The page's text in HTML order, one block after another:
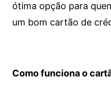
ótima opção para
um bom cartão de
Como funciona o